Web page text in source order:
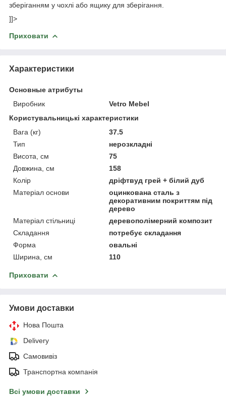
зберіганням у чохлі або ящику для зберігання.
]]>
Приховати
Характеристики
Основные атрибуты
Виробник
Vetro Mebel
Користувальницькі характеристики
Вага (кг)
37.5
Тип
нерозкладні
Висота, см
75
Довжина, см
158
Колір
дріфтвуд грей + білий дуб
Матеріал основи
оцинкована сталь з
декоративним покриттям під
дерево
Матеріал стільниці
деревополімерний композит
Складання
потребує складання
Форма
овальні
Ширина, см
110
Приховати
Умови доставки
Нова Пошта
Delivery
Самовивіз
Транспортна компанія
Всі умови доставки